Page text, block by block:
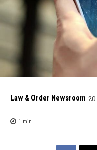
Law & Order Newsroom
1 min.